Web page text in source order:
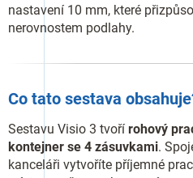
nastavení 10 mm, které
nerovnostem podlahy.
Co tato sestava
Sestavu Visio 3 tvoří rohový
kontejner se 4 zásuvkami.
kanceláři vytvoříte příjemné